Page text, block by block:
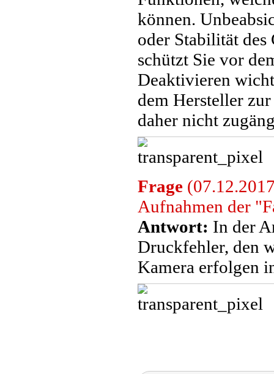
können.
oder Stabilität des
schützt Sie vor
Deaktivieren
dem Hersteller
daher nicht
Frage
Aufnahmen der
Antwort: In der
Druckfehler, den
Kamera erfolgen